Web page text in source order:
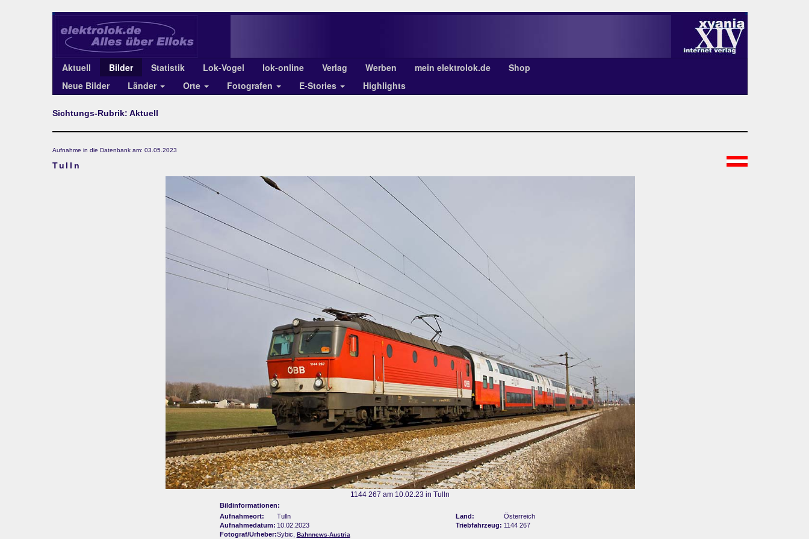
Aktuell Bilder Statistik Lok-Vogel lok-online Verlag Werben mein elektrolok.de
Shop
Neue Bilder
Länder Orte Fotografen E-Stories Highlights
Sichtungs-Rubrik: Aktuell
Aufnahme in die Datenbank am: 03.05.2023
Tulln
1144 267 am 10.02.23 in Tulln
Bildinformationen:
Aufnahmeort:
Tulln Land:
Österreich
Aufnahmedatum: 10.02.2023 Triebfahrzeug: 1144 267
Fotograf/Urheber:Sybic, Bahnnews-Austria